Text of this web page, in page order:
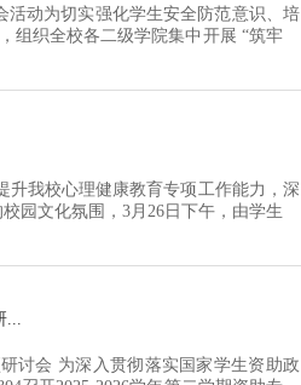
动为切实强化学生安全防范意识、培
织全校各二级学院集中开展 “筑牢安
我校心理健康教育专项工作能力，深
园文化氛围，3月26日下午，由学生工
...
讨会 为深入贯彻落实国家学生资助政